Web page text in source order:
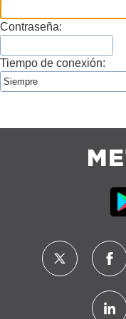
Contraseña:
Tiempo de conexión: